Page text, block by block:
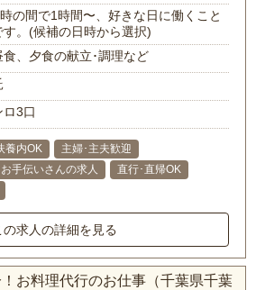
の間で1時間〜、好きな日に働くこと
す。(候補の日時から選択)
食、夕食の献立･調理など
ロ3口
養内OK
主婦･主夫歓迎
お手伝いさんの求人
直行･直帰OK
の求人の詳細を見る
お料理代行のお仕事（千葉県千葉